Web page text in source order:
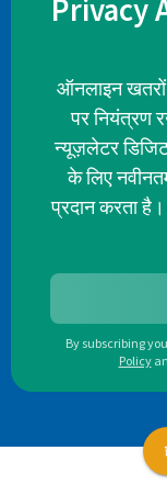
Privacy
ऑनलाइन
पर नियंत्रण
न्यूज़लेटर
के लिए
प्रदान करता
By subscribing
Policy